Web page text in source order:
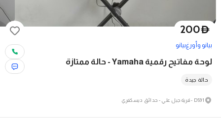
D
200
بيانو وأورغبيانو
لوحة مفاتيح رقمية Yamaha - حالة ممتازة
حالة جيدة
D591 - قرية جبل علي - حدائق ديسكفري